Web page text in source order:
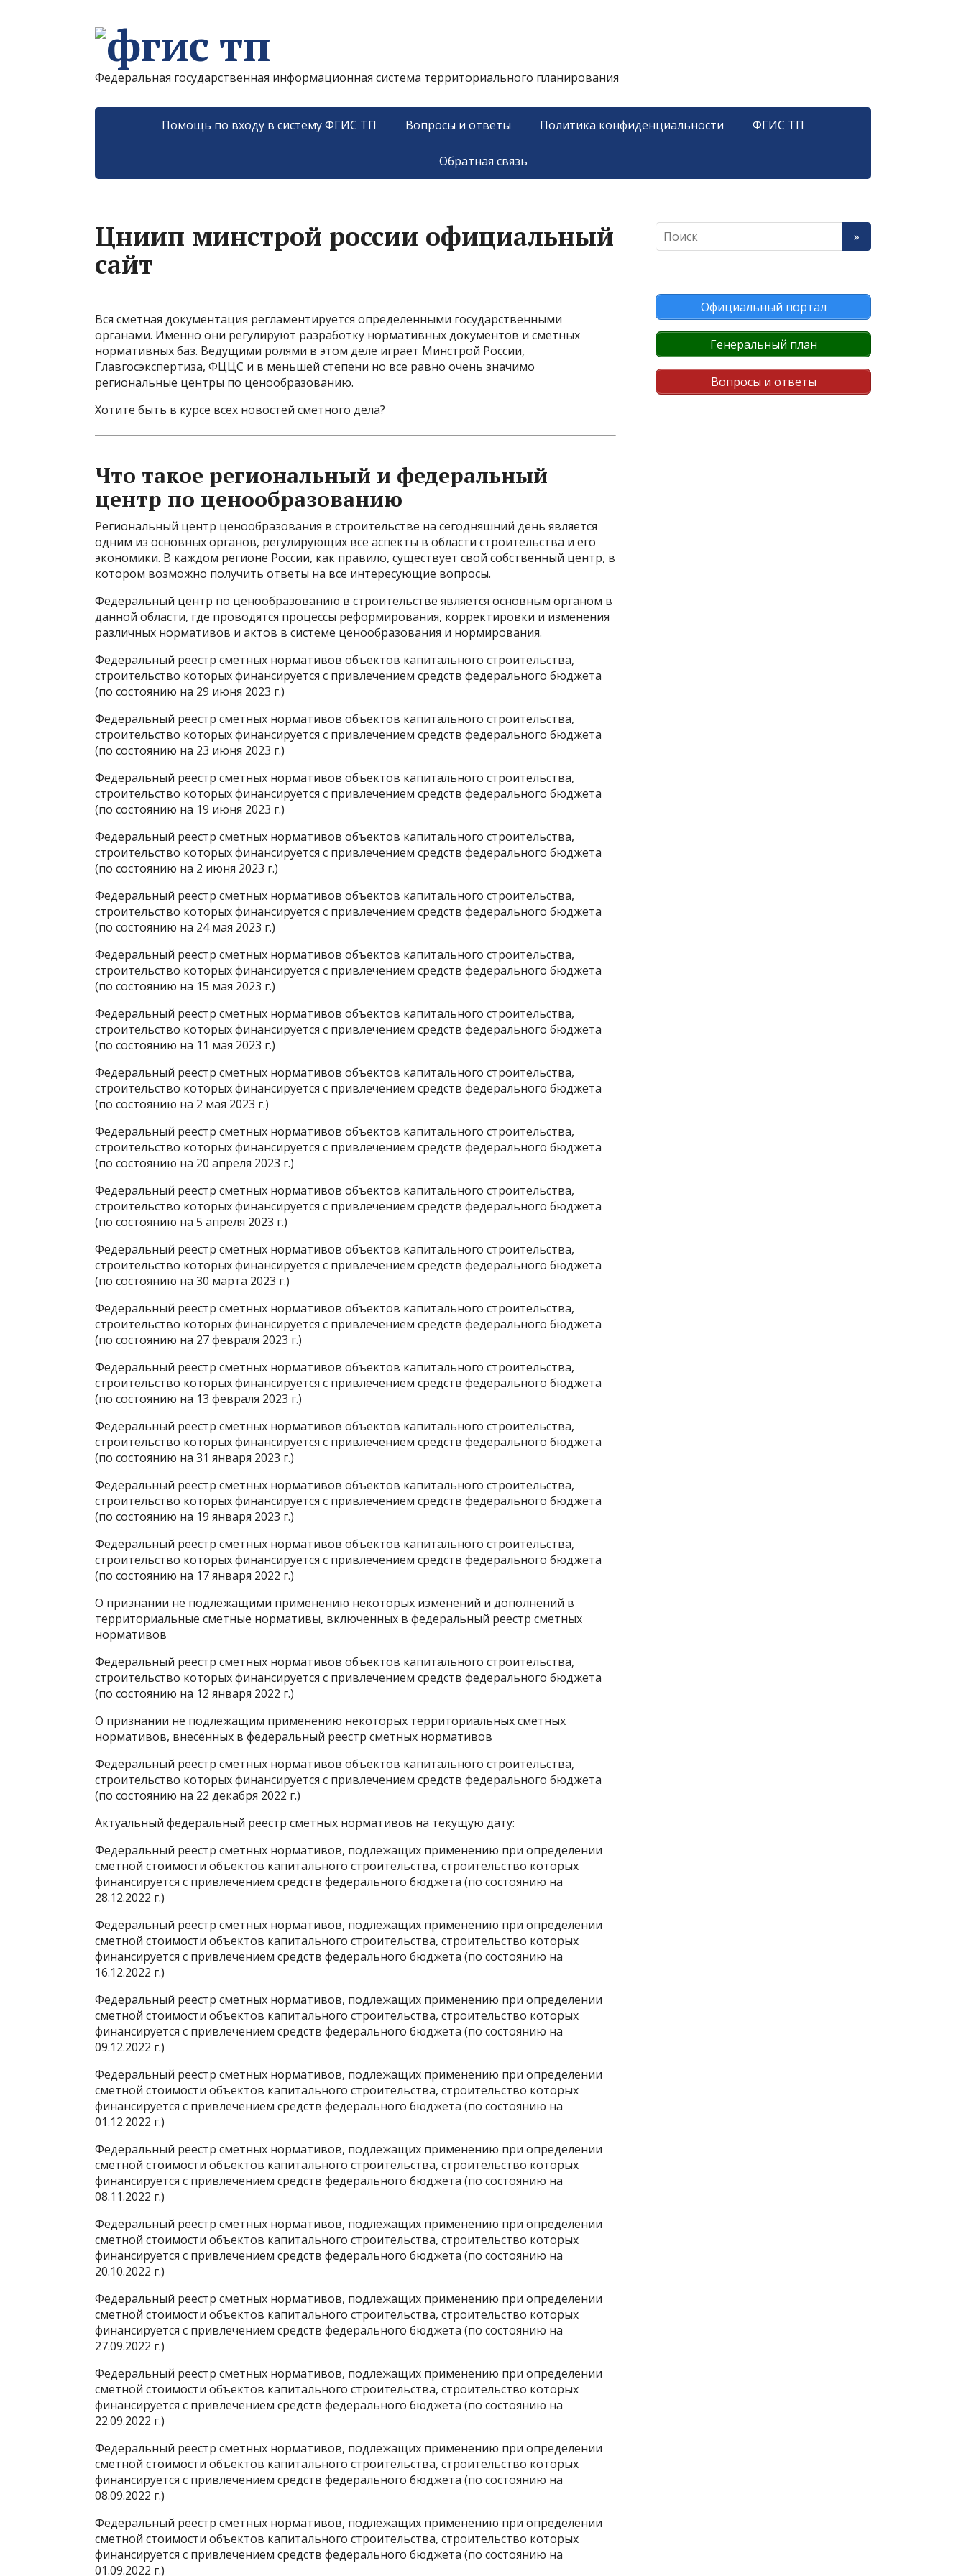
Федеральная государственная информационная система территориального планирования
Помощь по входу в систему ФГИС ТП Вопросы и ответы Политика конфиденциальности ФГИС ТП
Обратная связь
Цниип минстрой россии официальный
сайт
Вся сметная документация регламентируется определенными государственными
органами. Именно они регулируют разработку нормативных документов и сметных
нормативных баз. Ведущими ролями в этом деле играет Минстрой России,
Главгосэкспертиза, ФЦЦС и в меньшей степени но все равно очень значимо
региональные центры по ценообразованию.
Хотите быть в курсе всех новостей сметного дела?
Что такое региональный и федеральный
центр по ценообразованию
Региональный центр ценообразования в строительстве на сегодняшний день является
одним из основных органов, регулирующих все аспекты в области строительства и его
экономики. В каждом регионе России, как правило, существует свой собственный центр, в
котором возможно получить ответы на все интересующие вопросы.
Федеральный центр по ценообразованию в строительстве является основным органом в
данной области, где проводятся процессы реформирования, корректировки и изменения
различных нормативов и актов в системе ценообразования и нормирования.
Федеральный реестр сметных нормативов объектов капитального строительства,
строительство которых финансируется с привлечением средств федерального бюджета
(по состоянию на 29 июня 2023 г.)
Федеральный реестр сметных нормативов объектов капитального строительства,
строительство которых финансируется с привлечением средств федерального бюджета
(по состоянию на 23 июня 2023 г.)
Федеральный реестр сметных нормативов объектов капитального строительства,
строительство которых финансируется с привлечением средств федерального бюджета
(по состоянию на 19 июня 2023 г.)
Федеральный реестр сметных нормативов объектов капитального строительства,
строительство которых финансируется с привлечением средств федерального бюджета
(по состоянию на 2 июня 2023 г.)
Федеральный реестр сметных нормативов объектов капитального строительства,
строительство которых финансируется с привлечением средств федерального бюджета
(по состоянию на 24 мая 2023 г.)
Федеральный реестр сметных нормативов объектов капитального строительства,
строительство которых финансируется с привлечением средств федерального бюджета
(по состоянию на 15 мая 2023 г.)
Федеральный реестр сметных нормативов объектов капитального строительства,
строительство которых финансируется с привлечением средств федерального бюджета
(по состоянию на 11 мая 2023 г.)
Федеральный реестр сметных нормативов объектов капитального строительства,
строительство которых финансируется с привлечением средств федерального бюджета
(по состоянию на 2 мая 2023 г.)
Федеральный реестр сметных нормативов объектов капитального строительства,
строительство которых финансируется с привлечением средств федерального бюджета
(по состоянию на 20 апреля 2023 г.)
Федеральный реестр сметных нормативов объектов капитального строительства,
строительство которых финансируется с привлечением средств федерального бюджета
(по состоянию на 5 апреля 2023 г.)
Федеральный реестр сметных нормативов объектов капитального строительства,
строительство которых финансируется с привлечением средств федерального бюджета
(по состоянию на 30 марта 2023 г.)
Федеральный реестр сметных нормативов объектов капитального строительства,
строительство которых финансируется с привлечением средств федерального бюджета
(по состоянию на 27 февраля 2023 г.)
Федеральный реестр сметных нормативов объектов капитального строительства,
строительство которых финансируется с привлечением средств федерального бюджета
(по состоянию на 13 февраля 2023 г.)
Федеральный реестр сметных нормативов объектов капитального строительства,
строительство которых финансируется с привлечением средств федерального бюджета
(по состоянию на 31 января 2023 г.)
Федеральный реестр сметных нормативов объектов капитального строительства,
строительство которых финансируется с привлечением средств федерального бюджета
(по состоянию на 19 января 2023 г.)
Федеральный реестр сметных нормативов объектов капитального строительства,
строительство которых финансируется с привлечением средств федерального бюджета
(по состоянию на 17 января 2022 г.)
О признании не подлежащими применению некоторых изменений и дополнений в
территориальные сметные нормативы, включенных в федеральный реестр сметных
нормативов
Федеральный реестр сметных нормативов объектов капитального строительства,
строительство которых финансируется с привлечением средств федерального бюджета
(по состоянию на 12 января 2022 г.)
О признании не подлежащим применению некоторых территориальных сметных
нормативов, внесенных в федеральный реестр сметных нормативов
Федеральный реестр сметных нормативов объектов капитального строительства,
строительство которых финансируется с привлечением средств федерального бюджета
(по состоянию на 22 декабря 2022 г.)
Актуальный федеральный реестр сметных нормативов на текущую дату:
Федеральный реестр сметных нормативов, подлежащих применению при определении
сметной стоимости объектов капитального строительства, строительство которых
финансируется с привлечением средств федерального бюджета (по состоянию на
28.12.2022 г.)
Федеральный реестр сметных нормативов, подлежащих применению при определении
сметной стоимости объектов капитального строительства, строительство которых
финансируется с привлечением средств федерального бюджета (по состоянию на
16.12.2022 г.)
Федеральный реестр сметных нормативов, подлежащих применению при определении
сметной стоимости объектов капитального строительства, строительство которых
финансируется с привлечением средств федерального бюджета (по состоянию на
09.12.2022 г.)
Федеральный реестр сметных нормативов, подлежащих применению при определении
сметной стоимости объектов капитального строительства, строительство которых
финансируется с привлечением средств федерального бюджета (по состоянию на
01.12.2022 г.)
Федеральный реестр сметных нормативов, подлежащих применению при определении
сметной стоимости объектов капитального строительства, строительство которых
финансируется с привлечением средств федерального бюджета (по состоянию на
08.11.2022 г.)
Федеральный реестр сметных нормативов, подлежащих применению при определении
сметной стоимости объектов капитального строительства, строительство которых
финансируется с привлечением средств федерального бюджета (по состоянию на
20.10.2022 г.)
Федеральный реестр сметных нормативов, подлежащих применению при определении
сметной стоимости объектов капитального строительства, строительство которых
финансируется с привлечением средств федерального бюджета (по состоянию на
27.09.2022 г.)
Федеральный реестр сметных нормативов, подлежащих применению при определении
сметной стоимости объектов капитального строительства, строительство которых
финансируется с привлечением средств федерального бюджета (по состоянию на
22.09.2022 г.)
Федеральный реестр сметных нормативов, подлежащих применению при определении
сметной стоимости объектов капитального строительства, строительство которых
финансируется с привлечением средств федерального бюджета (по состоянию на
08.09.2022 г.)
Федеральный реестр сметных нормативов, подлежащих применению при определении
сметной стоимости объектов капитального строительства, строительство которых
финансируется с привлечением средств федерального бюджета (по состоянию на
01.09.2022 г.)
Официальный портал
Генеральный план
Вопросы и ответы